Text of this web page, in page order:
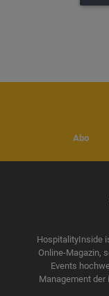
Abo
HospitalityInside
Online-Magazin,
Events
Management